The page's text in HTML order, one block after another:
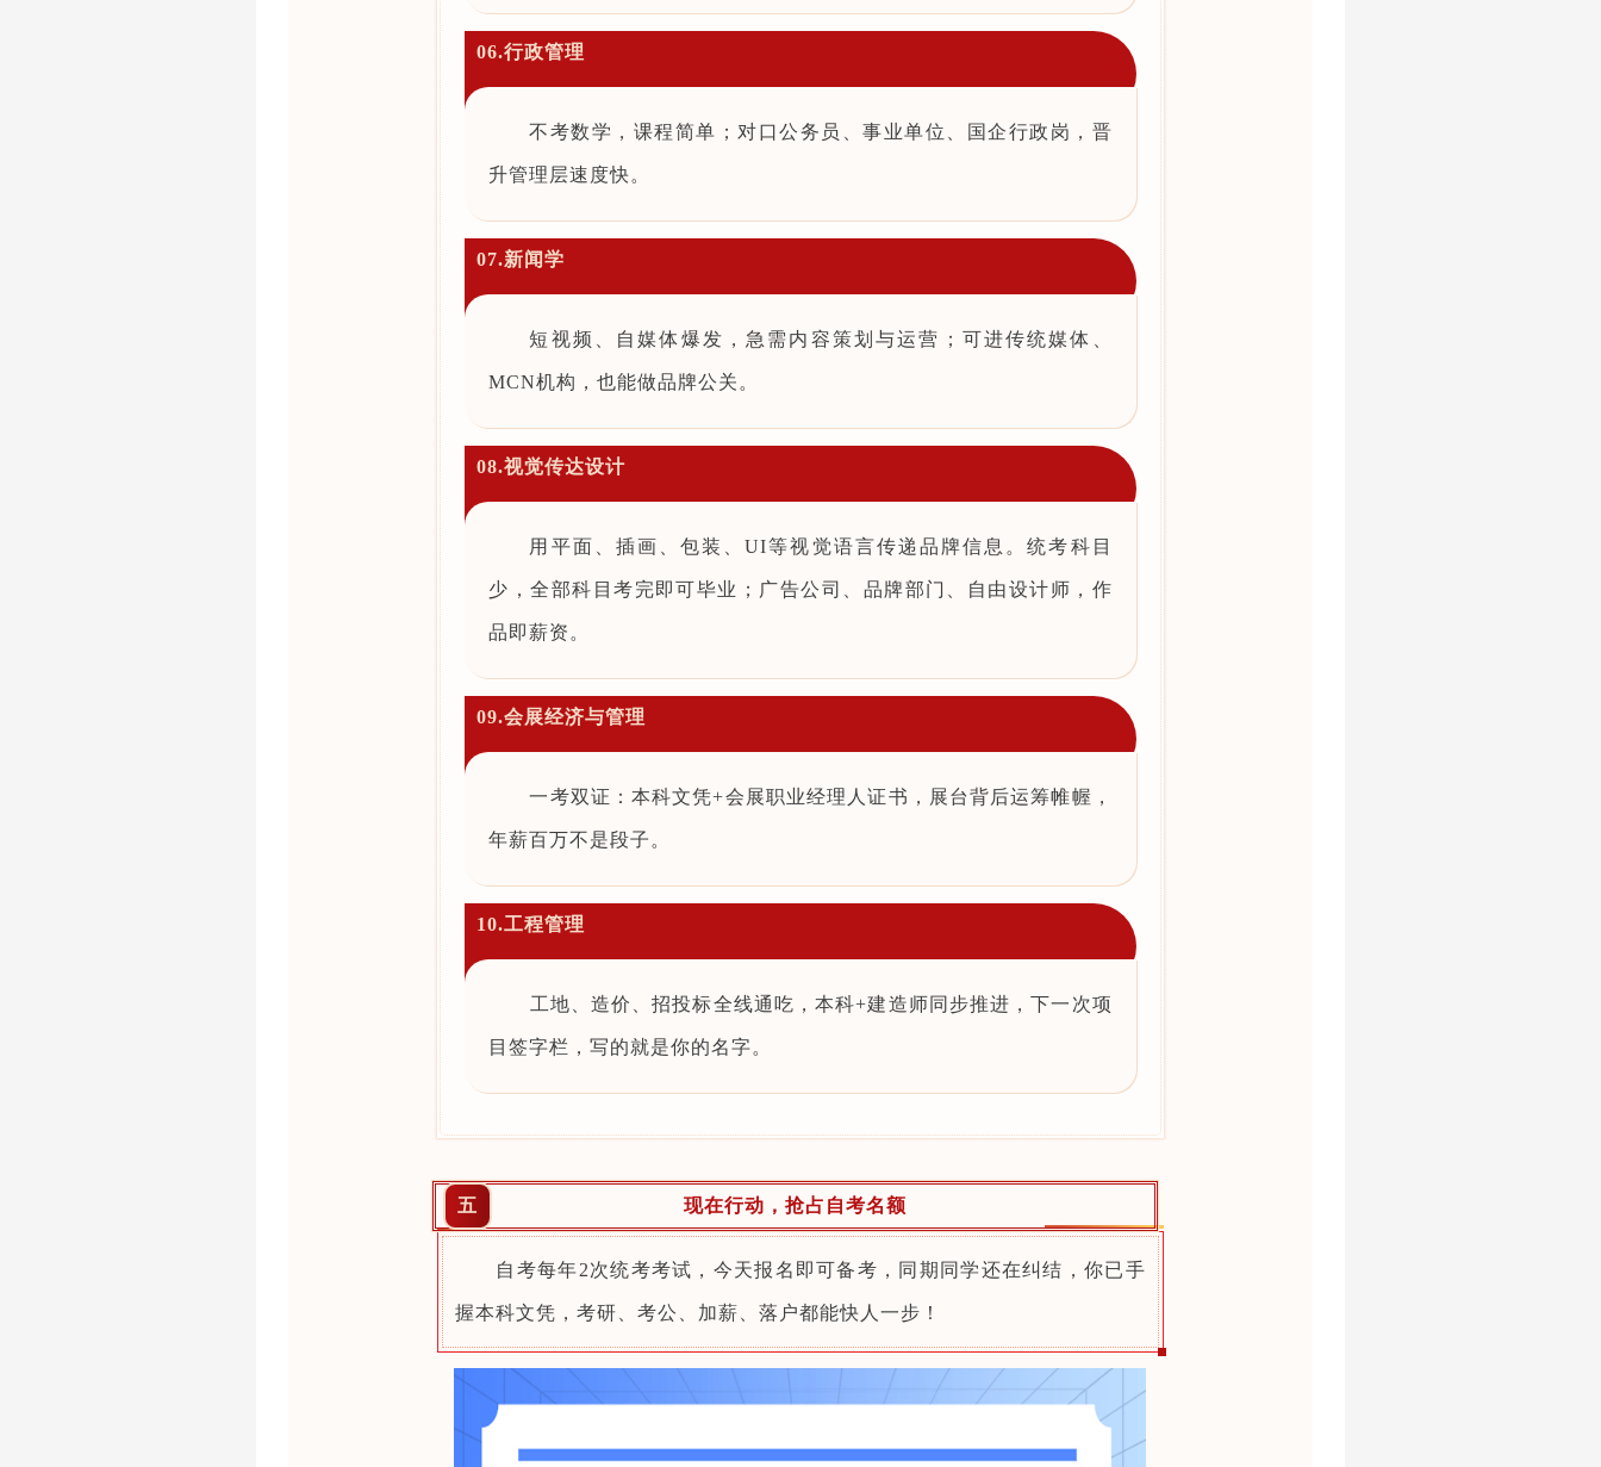
06.行政管理
不考数学，课程简单；对口公务员、事业单位、国企行政岗，晋
升管理层速度快。
07.新闻学
短视频、自媒体爆发，急需内容策划与运营；可进传统媒体、
MCN机构，也能做品牌公关。
08.视觉传达设计
用平面、插画、包装、UI等视觉语言传递品牌信息。统考科目
少，全部科目考完即可毕业；广告公司、品牌部门、自由设计师，作
品即薪资。
09.会展经济与管理
一考双证：本科文凭+会展职业经理人证书，展台背后运筹帷幄，
年薪百万不是段子。
10.工程管理
工地、造价、招投标全线通吃，本科+建造师同步推进，下一次项
目签字栏，写的就是你的名字。
五 现在行动，抢占自考名额
自考每年2次统考考试，今天报名即可备考，同期同学还在纠结，你已手
握本科文凭，考研、考公、加薪、落户都能快人一步！